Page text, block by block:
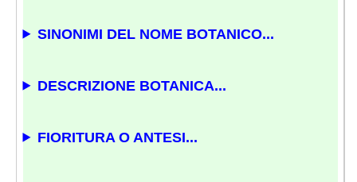
SINONIMI DEL NOME BOTANICO...
DESCRIZIONE BOTANICA...
FIORITURA O ANTESI...